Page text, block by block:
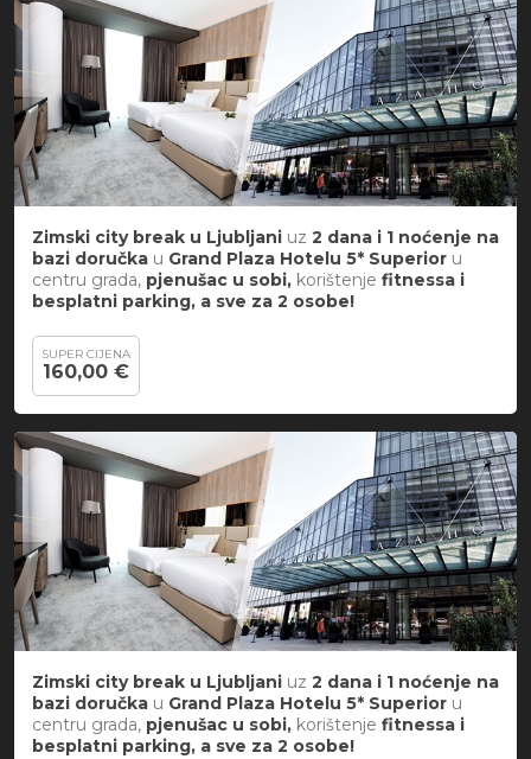
Zimski city break u Ljubljani uz 2 dana i 1 noćenje na
bazi doručka u Grand Plaza Hotelu 5* Superior u
centru grada, pjenušac u sobi, korištenje fitnessa i
besplatni parking, a sve za 2 osobe!
SUPER CIJENA
160,00 €
Zimski city break u Ljubljani uz 2 dana i 1 noćenje na
bazi doručka u Grand Plaza Hotelu 5* Superior u
centru grada, pjenušac u sobi, korištenje fitnessa i
besplatni parking, a sve za 2 osobe!